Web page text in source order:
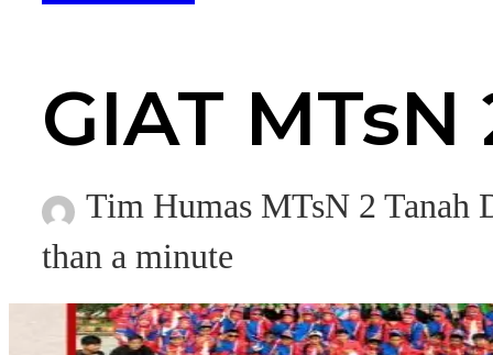
GIAT
Tim Humas MTsN 2 Tanah
than a minute